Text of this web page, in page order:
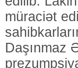
müraciət
Daşınmaz